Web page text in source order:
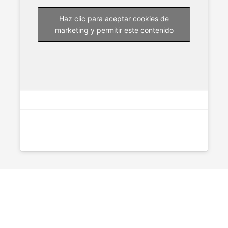
Haz clic para aceptar cookies de
marketing y permitir este contenido